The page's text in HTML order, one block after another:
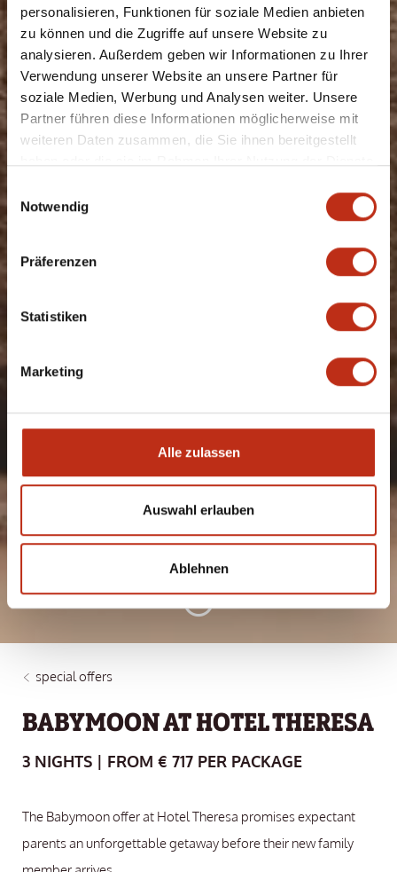
personalisieren, Funktionen für soziale Medien anbieten
zu können und die Zugriffe auf unsere Website zu
analysieren. Außerdem geben wir Informationen zu Ihrer
Verwendung unserer Website an unsere Partner für
soziale Medien, Werbung und Analysen weiter. Unsere
Partner führen diese Informationen möglicherweise mit
weiteren Daten zusammen, die Sie ihnen bereitgestellt
Einwilligungsauswahl
Notwendig
Präferenzen
Statistiken
Marketing
Alle zulassen
Auswahl erlauben
Ablehnen
THE PERFECT PLACE
TO RELAX …
special offers
BABYMOON AT HOTEL THERESA
3 NIGHTS | FROM € 717 PER PACKAGE
The Babymoon offer at Hotel Theresa promises expectant
parents an unforgettable getaway before their new family